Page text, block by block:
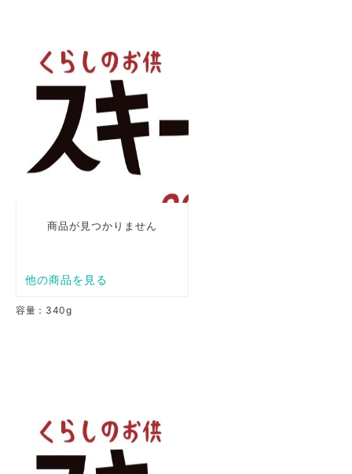
容量：340g